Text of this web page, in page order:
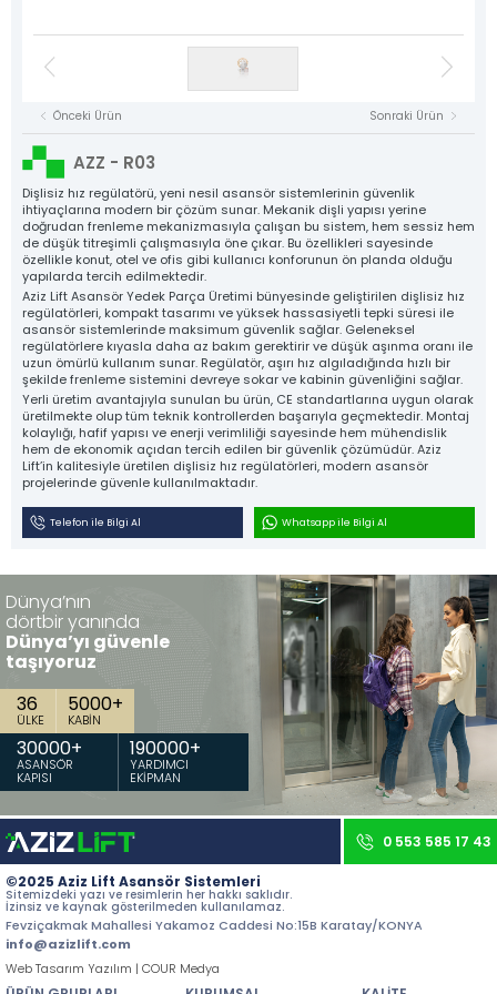
Aziz Lift
The Power Behind Every Lift
KURUMSAL
ÜRÜNLER
ÜRETİM
KALİTE
KATALOG
İLETİŞİM
Halat Şişeleri
Döküm Ray Tırnakları
Plastik Grubu
Asansör Yedek Parçaları
Aziz Lift'e ait olup izinsiz kullanımı hukuki yaptırıma tabidir.
NYAF Kablolar
Flexible Kablolar
Hız Regülatörü
Gergi Kasnakları
Halat Şişeleri
Döküm Ray Tırnakları
Sac Tırnaklar
Denge Zinciri ve Aparatları
Plastik Grubu
Asansör Yedek Parçaları
Tüm Ürünler
İletişim
Önceki Ürün Sonraki Ürün
AZZ - R03
Dişlisiz hız regülatörü, yeni nesil asansör sistemlerinin güvenlik
ihtiyaçlarına modern bir çözüm sunar. Mekanik dişli yapısı yerine
doğrudan frenleme mekanizmasıyla çalışan bu sistem, hem sessiz hem
de düşük titreşimli çalışmasıyla öne çıkar. Bu özellikleri sayesinde
özellikle konut, otel ve ofis gibi kullanıcı konforunun ön planda olduğu
yapılarda tercih edilmektedir.
Aziz Lift Asansör Yedek Parça Üretimi bünyesinde geliştirilen dişlisiz hız
regülatörleri, kompakt tasarımı ve yüksek hassasiyetli tepki süresi ile
asansör sistemlerinde maksimum güvenlik sağlar. Geleneksel
regülatörlere kıyasla daha az bakım gerektirir ve düşük aşınma oranı ile
uzun ömürlü kullanım sunar. Regülatör, aşırı hız algıladığında hızlı bir
şekilde frenleme sistemini devreye sokar ve kabinin güvenliğini sağlar.
Yerli üretim avantajıyla sunulan bu ürün, CE standartlarına uygun olarak
üretilmekte olup tüm teknik kontrollerden başarıyla geçmektedir. Montaj
kolaylığı, hafif yapısı ve enerji verimliliği sayesinde hem mühendislik
hem de ekonomik açıdan tercih edilen bir güvenlik çözümüdür. Aziz
Lift’in kalitesiyle üretilen dişlisiz hız regülatörleri, modern asansör
projelerinde güvenle kullanılmaktadır.
Telefon ile Bilgi Al Whatsapp ile Bilgi Al
Dünya’nın
dörtbir yanında
Dünya’yı güvenle
taşıyoruz
36
ÜLKE
5000+
KABİN
30000+
ASANSÖR
KAPISI
190000+
YARDIMCI
EKİPMAN
0 553 585 17 43
©2025 Aziz Lift Asansör Sistemleri
Sitemizdeki yazı ve resimlerin her hakkı saklıdır.
İzinsiz ve kaynak gösterilmeden kullanılamaz.
Fevziçakmak Mahallesi Yakamoz Caddesi No:15B Karatay/KONYA
info@azizlift.com
Web Tasarım Yazılım | COUR Medya